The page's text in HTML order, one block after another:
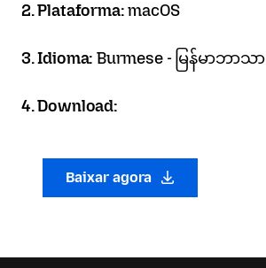
2. Plataforma:macOS
3. Idioma:Burmese - မြန်မာဘာသာ
4. Download:
Baixar agora